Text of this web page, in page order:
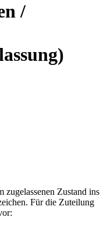
/
zugelassenen Zustand ins
Für die Zuteilung